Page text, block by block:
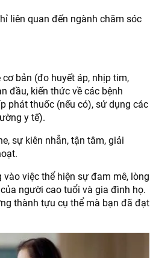
liên quan đến ngành chăm sóc
bản (đo huyết áp, nhịp tim,
đầu, kiến thức về các bệnh
phát thuốc (nếu có), sử dụng các
y tế).
sự kiên nhẫn, tận tâm, giải
việc thể hiện sự đam mê, lòng
người cao tuổi và gia đình họ.
thành tựu cụ thể mà bạn đã đạt